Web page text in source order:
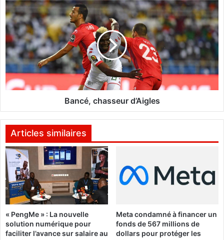
n
s
l
e
S
o
u
m
:
a
s
c
u
r
t
r
e
n
f
B
a
n
c
é
,
c
h
a
s
e
r
d
A
i
g
l
e
s
Bancé, chasseur d’Aigles
Articles similaires
« PengMe » : La nouvelle
solution numérique pour
faciliter l’avance sur salaire au
Meta condamné à financer un
fonds de 567 millions de
dollars pour protéger les